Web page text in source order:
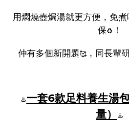
用燜燒壺焗湯就更方便，免
保♻️ ！
仲有多個新開題🥰 ，同長輩
♨️一套6款足料養生湯
量）
♨️